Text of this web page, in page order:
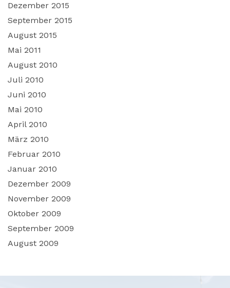
Dezember 2015
September 2015
August 2015
Mai 2011
August 2010
Juli 2010
Juni 2010
Mai 2010
April 2010
März 2010
Februar 2010
Januar 2010
Dezember 2009
November 2009
Oktober 2009
September 2009
August 2009